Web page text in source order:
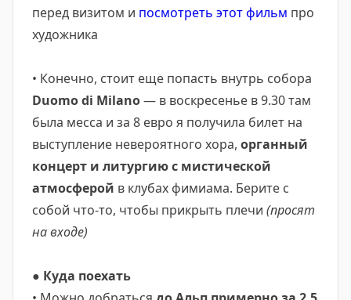
перед визитом и посмотреть этот фильм про
художника
• Конечно, стоит еще попасть внутрь собора
Duomo di Milano— в воскресенье в 9.30 там
была месса и за 8 евро я получила билет на
выступление невероятного хора, органный
концерт и литургию с мистической
атмосферой в клубах фимиама. Берите с
собой что-то, чтобы прикрыть плечи (просят
на входе)
● Куда поехать